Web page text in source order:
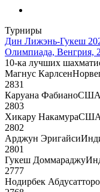
Турниры
Дин Лижэнь-Гукеш
Олимпиада, Венгрия,
10-ка лучших
Магнус Карлсен
2831
Каруана ФабианоСША
2803
Хикару НакамураСША
2802
Арджун Эригайси
2801
Гукеш Доммараджу
2777
Нодирбек